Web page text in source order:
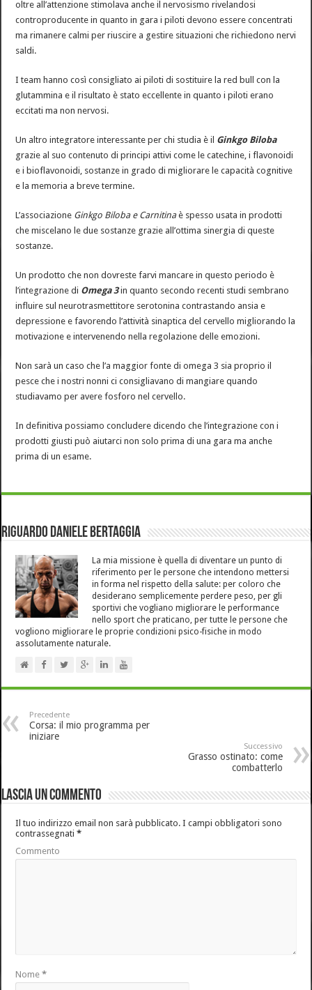
oltre all’attenzione stimolava anche il nervosismo rivelandosi
controproducente in quanto in gara i piloti devono essere concentrati
ma rimanere calmi per riuscire a gestire situazioni che richiedono nervi
saldi.
I team hanno così consigliato ai piloti di sostituire la red bull con la
glutammina e il risultato è stato eccellente in quanto i piloti erano
eccitati ma non nervosi.
Un altro integratore interessante per chi studia è il Ginkgo Biloba
grazie al suo contenuto di principi attivi come le catechine, i flavonoidi
e i bioflavonoidi, sostanze in grado di migliorare le capacità cognitive
e la memoria a breve termine.
L’associazione Ginkgo Biloba e Carnitinaè spesso usata in prodotti
che miscelano le due sostanze grazie all’ottima sinergia di queste
sostanze.
Un prodotto che non dovreste farvi mancare in questo periodo è
l’integrazione di Omega 3 in quanto secondo recenti studi sembrano
influire sul neurotrasmettitore serotonina contrastando ansia e
depressione e favorendo l’attività sinaptica del cervello migliorando la
motivazione e intervenendo nella regolazione delle emozioni.
Non sarà un caso che l’a maggior fonte di omega 3 sia proprio il
pesce che i nostri nonni ci consigliavano di mangiare quando
studiavamo per avere fosforo nel cervello.
In definitiva possiamo concludere dicendo che l’integrazione con i
prodotti giusti può aiutarci non solo prima di una gara ma anche
prima di un esame.
Riguardo Daniele Bertaggia
La mia missione è quella di diventare un punto di
riferimento per le persone che intendono mettersi
in forma nel rispetto della salute: per coloro che
desiderano semplicemente perdere peso, per gli
sportivi che vogliano migliorare le performance
nello sport che praticano, per tutte le persone che
vogliono migliorare le proprie condizioni psico-fisiche in modo
assolutamente naturale.
Precedente
Corsa: il mio programma per
iniziare
Successivo
Grasso ostinato: come
combatterlo
Lascia un commento
Il tuo indirizzo email non sarà pubblicato. I campi obbligatori sono
contrassegnati*
Commento
Nome*